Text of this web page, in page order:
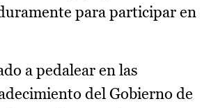
para participar en
a pedalear en las
del Gobierno de